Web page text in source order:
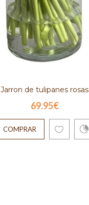
Jarron de tulipanes rosas
69.95€
COMPRAR